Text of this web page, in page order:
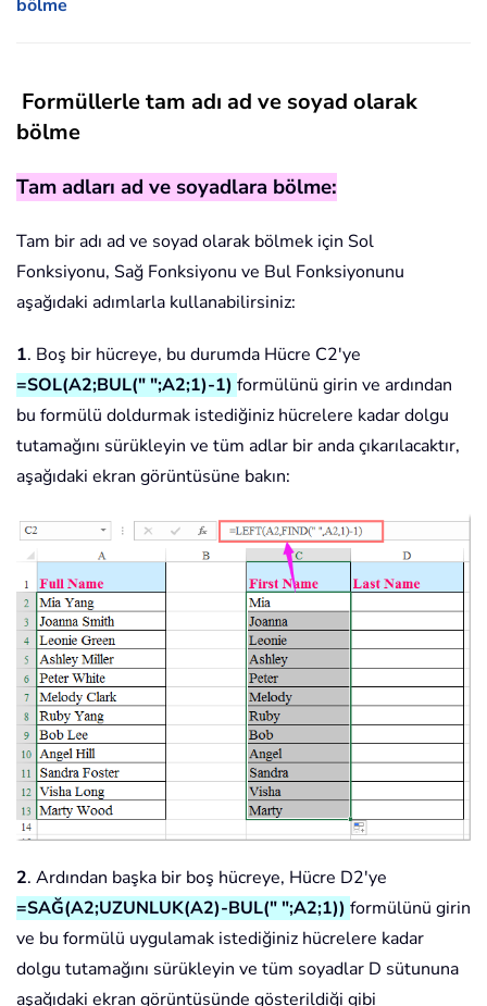
bölme
Formüllerle tam adı ad ve soyad olarak
bölme
Tam adları ad ve soyadlara bölme:
Tam bir adı ad ve soyad olarak bölmek için Sol
Fonksiyonu, Sağ Fonksiyonu ve Bul Fonksiyonunu
aşağıdaki adımlarla kullanabilirsiniz:
1. Boş bir hücreye, bu durumda Hücre C2'ye
=SOL(A2;BUL(" ";A2;1)-1) formülünü girin ve ardından
bu formülü doldurmak istediğiniz hücrelere kadar dolgu
tutamağını sürükleyin ve tüm adlar bir anda çıkarılacaktır,
aşağıdaki ekran görüntüsüne bakın:
2. Ardından başka bir boş hücreye, Hücre D2'ye
=SAĞ(A2;UZUNLUK(A2)-BUL(" ";A2;1)) formülünü girin
ve bu formülü uygulamak istediğiniz hücrelere kadar
dolgu tutamağını sürükleyin ve tüm soyadlar D sütununa
aşağıdaki ekran görüntüsünde gösterildiği gibi